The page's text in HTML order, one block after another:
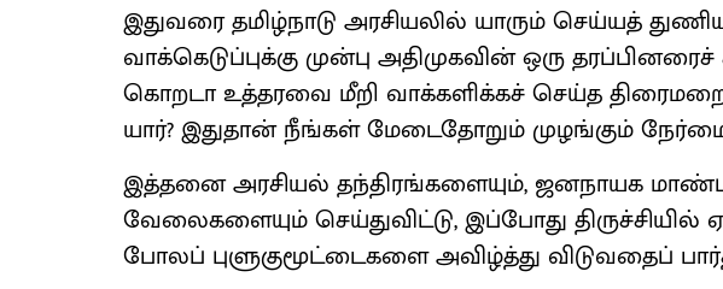
இதுவரை தமிழ்நாடு அரசியலில் யாரும் செய்யத்
வாக்கெடுப்புக்கு முன்பு அதிமுகவின் ஒரு
கொறடா உத்தரவை மீறி வாக்களிக்கச் செய்த
யார்? இதுதான் நீங்கள் மேடைதோறும் முழங்கும்
இத்தனை அரசியல் தந்திரங்களையும், ஜனநாயக
வேலைகளையும் செய்துவிட்டு, இப்போது திருச்சியில்
போலப் புளுகுமூட்டைகளை அவிழ்த்து விடுவதைப்